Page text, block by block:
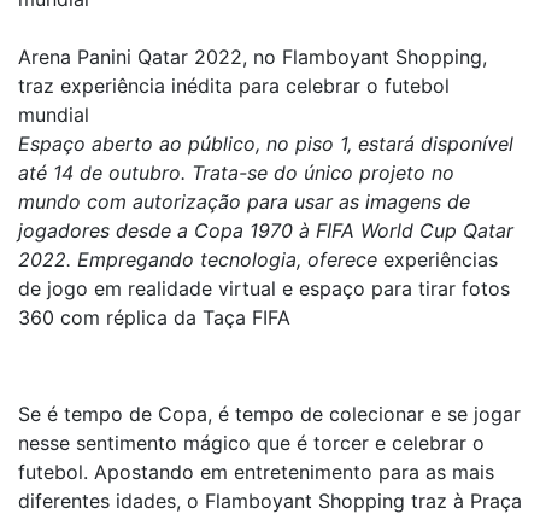
Arena Panini Qatar 2022, no Flamboyant Shopping,
traz experiência inédita para celebrar o futebol
mundial
Espaço aberto ao público, no piso 1, estará disponível
até 14 de outubro. Trata-se do único projeto no
mundo com autorização para usar as imagens de
jogadores desde a Copa 1970 à FIFA World Cup Qatar
2022. Empregando tecnologia, oferece experiências
de jogo em realidade virtual e espaço para tirar fotos
360 com réplica da Taça FIFA
Se é tempo de Copa, é tempo de colecionar e se jogar
nesse sentimento mágico que é torcer e celebrar o
futebol. Apostando em entretenimento para as mais
diferentes idades, o Flamboyant Shopping traz à Praça